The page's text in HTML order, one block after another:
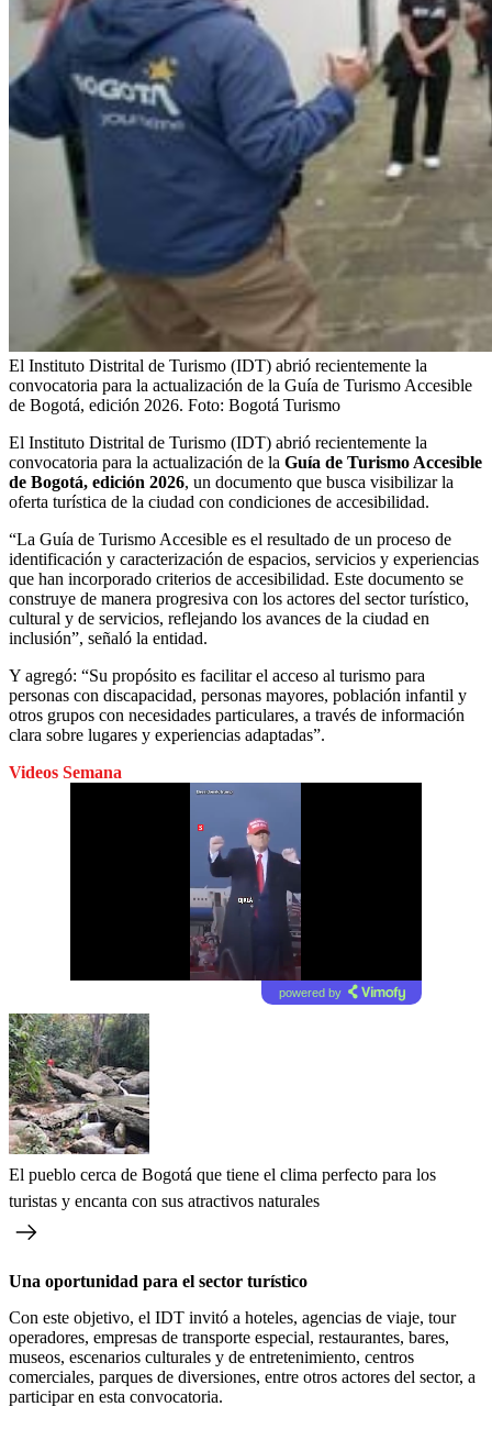
El Instituto Distrital de Turismo (IDT) abrió recientemente la
convocatoria para la actualización de la Guía de Turismo Accesible
de Bogotá, edición 2026. Foto: Bogotá Turismo
El Instituto Distrital de Turismo (IDT) abrió recientemente la
convocatoria para la actualización de la Guía de Turismo Accesible
de Bogotá, edición 2026, un documento que busca visibilizar la
oferta turística de la ciudad con condiciones de accesibilidad.
“La Guía de Turismo Accesible es el resultado de un proceso de
identificación y caracterización de espacios, servicios y experiencias
que han incorporado criterios de accesibilidad. Este documento se
construye de manera progresiva con los actores del sector turístico,
cultural y de servicios, reflejando los avances de la ciudad en
inclusión”, señaló la entidad.
Y agregó: “Su propósito es facilitar el acceso al turismo para
personas con discapacidad, personas mayores, población infantil y
otros grupos con necesidades particulares, a través de información
clara sobre lugares y experiencias adaptadas”.
Videos Semana
powered by
El pueblo cerca de Bogotá que tiene el clima perfecto para los
turistas y encanta con sus atractivos naturales
Una oportunidad para el sector turístico
Con este objetivo, el IDT invitó a hoteles, agencias de viaje, tour
operadores, empresas de transporte especial, restaurantes, bares,
museos, escenarios culturales y de entretenimiento, centros
comerciales, parques de diversiones, entre otros actores del sector, a
participar en esta convocatoria.